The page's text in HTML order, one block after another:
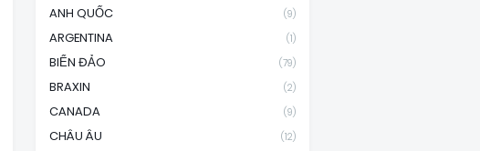
ANH QUỐC (9)
ARGENTINA (1)
BIỂN ĐẢO (79)
BRAXIN (2)
CANADA (9)
CHÂU ÂU (12)